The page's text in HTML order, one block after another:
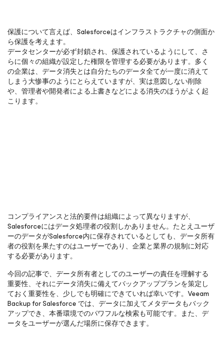
保護について言えば、Salesforceはインフラストラクチャの側面か
ら保護を考えます。
データセンターが必ず封鎖され、保護されているようにして、さ
らに個々の組織が設定した権限を管理する必要があります。多く
の企業は、データ消失とは自分たちのデータ全てが一度に消えて
しまう大惨事のようにとらえていますが、実は意図しない削除
や、管理者や開発者による上書きなどによる消失のほうがよく起
こります。
コンプライアンスと法的要件は組織によって異なりますが、
Salesforceにはデータ処理者の役割しかありません。たとえユーザ
ーのデータがSalesforce内に保存されているとしても、データ所有
者の役割を果たすのはユーザーであり、企業と業界の規制に対応
する必要があります。
今回の記事で、データ所有者としてのユーザーの責任を理解する
重要性、それにデータ消失に備えてバックアッププランを策定し
ておく重要性を、少しでも明確にできていれば幸いです。Veeam
Backupfor Salesforce では、データに加えてメタデータもバック
アップでき、本番環境でのパワフルな検索も可能です。また、デ
ータをユーザーが選んだ場所に保存できます。